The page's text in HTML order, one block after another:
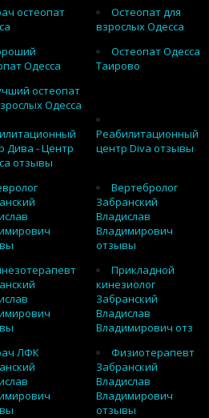
остеопат
Остеопат для
взрослых Одесса
Одесса
Остеопат Одесса
Таирово
остеопат
Одесса
Дива - Центр
отзывы
Реабилитационный
центр Diva отзывы
Вертебролог
Забранский
Владислав
Владимирович
отзывы
Прикладной
кинезиолог
Забранский
Владислав
Владимирович отз
ЛФК
Физиотерапевт
Забранский
Владислав
Владимирович
отзывы